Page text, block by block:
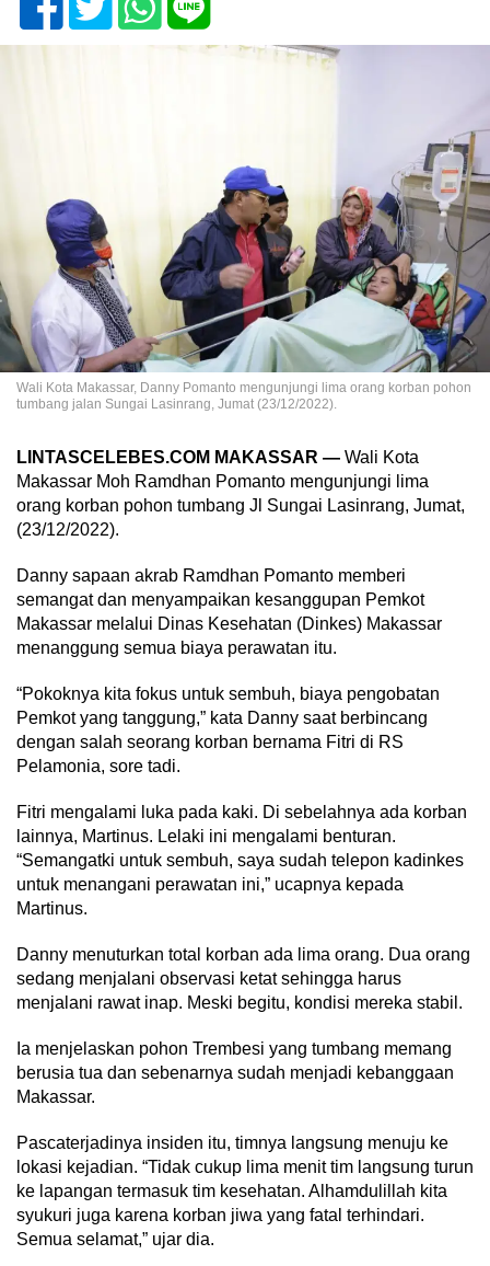
Wali Kota Makassar, Danny Pomanto mengunjungi lima orang korban pohon
tumbang jalan Sungai Lasinrang, Jumat (23/12/2022).
LINTASCELEBES.COM MAKASSAR — Wali Kota
Makassar Moh Ramdhan Pomanto mengunjungi lima
orang korban pohon tumbang Jl Sungai Lasinrang, Jumat,
(23/12/2022).
Danny sapaan akrab Ramdhan Pomanto memberi
semangat dan menyampaikan kesanggupan Pemkot
Makassar melalui Dinas Kesehatan (Dinkes) Makassar
menanggung semua biaya perawatan itu.
“Pokoknya kita fokus untuk sembuh, biaya pengobatan
Pemkot yang tanggung,” kata Danny saat berbincang
dengan salah seorang korban bernama Fitri di RS
Pelamonia, sore tadi.
Fitri mengalami luka pada kaki. Di sebelahnya ada korban
lainnya, Martinus. Lelaki ini mengalami benturan.
“Semangatki untuk sembuh, saya sudah telepon kadinkes
untuk menangani perawatan ini,” ucapnya kepada
Martinus.
Danny menuturkan total korban ada lima orang. Dua orang
sedang menjalani observasi ketat sehingga harus
menjalani rawat inap. Meski begitu, kondisi mereka stabil.
Ia menjelaskan pohon Trembesi yang tumbang memang
berusia tua dan sebenarnya sudah menjadi kebanggaan
Makassar.
Pascaterjadinya insiden itu, timnya langsung menuju ke
lokasi kejadian. “Tidak cukup lima menit tim langsung turun
ke lapangan termasuk tim kesehatan. Alhamdulillah kita
syukuri juga karena korban jiwa yang fatal terhindari.
Semua selamat,” ujar dia.